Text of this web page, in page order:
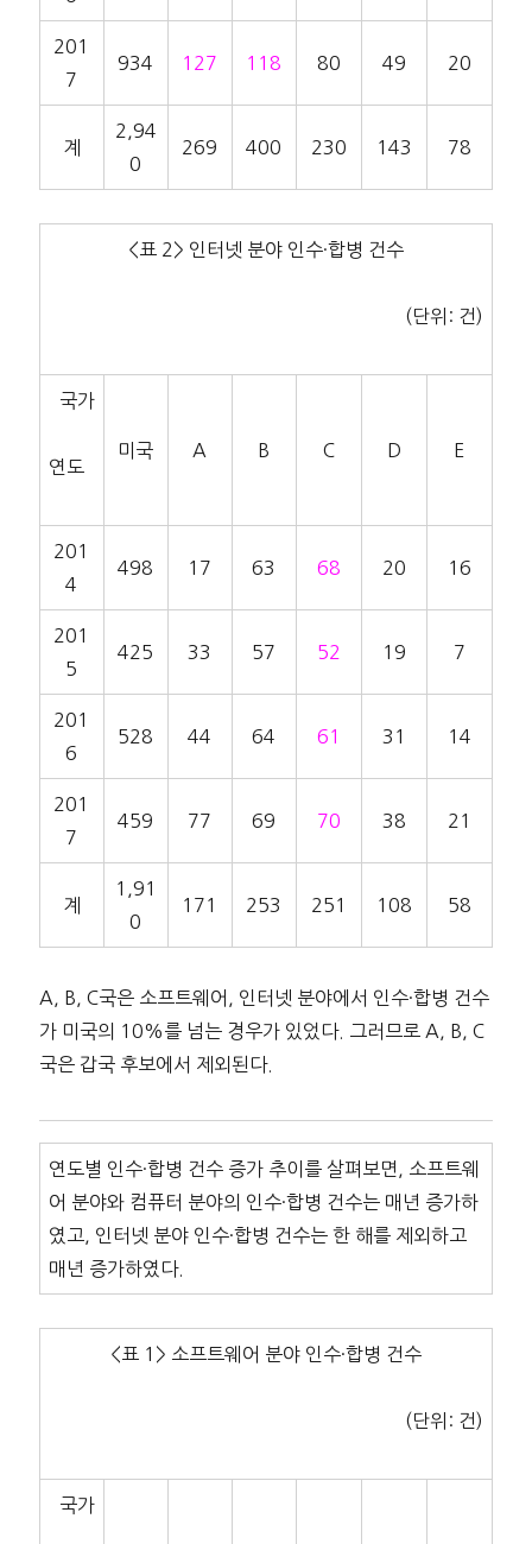
201
7
934 127 118 80 49 20
계
2,94
0
269 400 230 143 78
<표 2> 인터넷 분야 인수·합병 건수
(단위: 건)
국가
연도
미국 A B C D E
201
4
498 17 63 68 20 16
201
5
425 33 57 52 19 7
201
6
528 44 64 61 31 14
201
7
459 77 69 70 38 21
계
1,91
0
171 253 251 108 58
A, B, C국은 소프트웨어, 인터넷 분야에서 인수·합병 건수
가 미국의 10%를 넘는 경우가 있었다. 그러므로 A, B, C
국은 갑국 후보에서 제외된다.
연도별 인수·합병 건수 증가 추이를 살펴보면, 소프트웨
어 분야와 컴퓨터 분야의 인수·합병 건수는 매년 증가하
였고, 인터넷 분야 인수·합병 건수는 한 해를 제외하고
매년 증가하였다.
<표 1> 소프트웨어 분야 인수·합병 건수
(단위: 건)
국가